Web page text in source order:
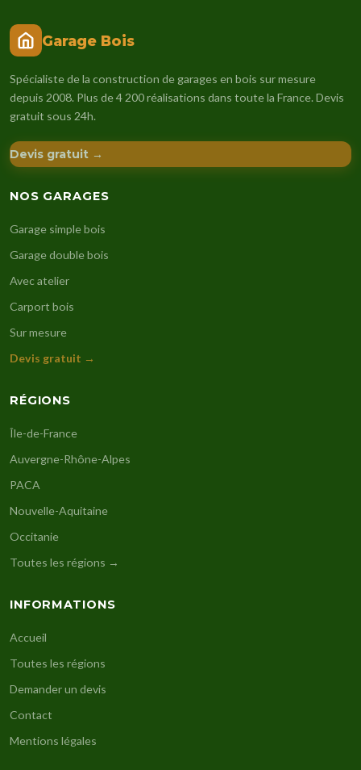
Garage Bois
Spécialiste de la construction de garages en bois sur mesure
depuis 2008. Plus de 4 200 réalisations dans toute la France. Devis
gratuit sous 24h.
Devis gratuit →
NOS GARAGES
Garage simple bois
Garage double bois
Avec atelier
Carport bois
Sur mesure
Devis gratuit →
RÉGIONS
Île-de-France
Auvergne-Rhône-Alpes
PACA
Nouvelle-Aquitaine
Occitanie
Toutes les régions →
INFORMATIONS
Accueil
Toutes les régions
Demander un devis
Contact
Mentions légales